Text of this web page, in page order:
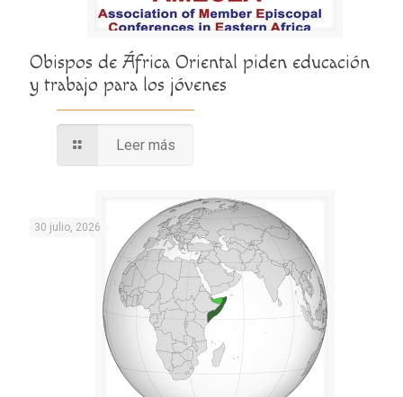
Obispos de África Oriental piden educación
y trabajo para los jóvenes
Leer más
30 julio, 2026